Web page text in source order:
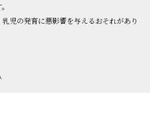
児の発育に悪影響を与えるおそれがあり